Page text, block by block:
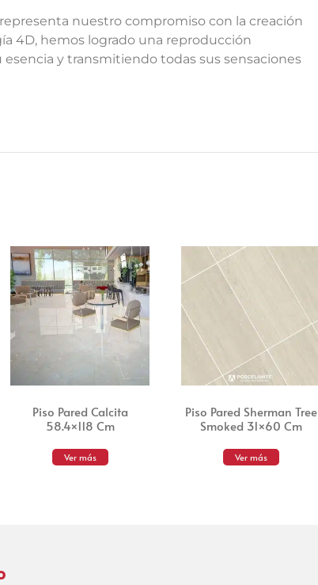
nuestro compromiso con la creación
4D, hemos logrado una reproducción
y transmitiendo todas sus sensaciones
Piso Pared Calcita
58.4×118 Cm
Ver más
Piso Pared Sherman Tree
Smoked 31×60 Cm
Ver más